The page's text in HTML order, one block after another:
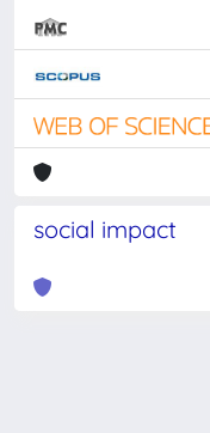
social impact